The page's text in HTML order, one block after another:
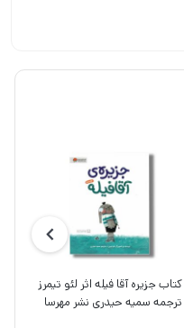
کتاب جزیره آقا فیله اثر لئو تیمرز
ترجمه سمیه حیدری نشر مهرسا